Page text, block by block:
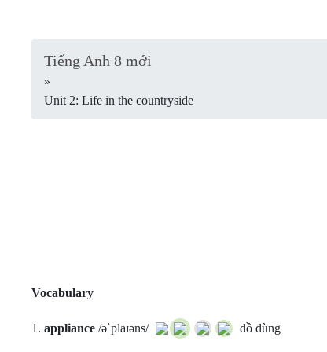
Tiếng Anh 8 mới
»
Unit 2: Life in the countryside
Vocabulary
1.appliance /əˈplaɪəns/ đồ dùng